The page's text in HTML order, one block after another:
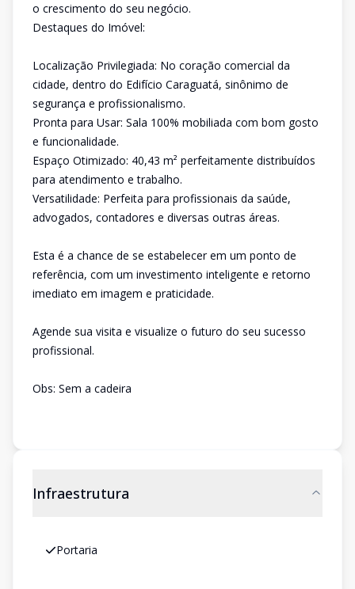
o crescimento do seu negócio.
Destaques do Imóvel:
Localização Privilegiada: No coração comercial da
cidade, dentro do Edifício Caraguatá, sinônimo de
segurança e profissionalismo.
Pronta para Usar: Sala 100% mobiliada com bom gosto
e funcionalidade.
Espaço Otimizado: 40,43 m² perfeitamente distribuídos
para atendimento e trabalho.
Versatilidade: Perfeita para profissionais da saúde,
advogados, contadores e diversas outras áreas.
Esta é a chance de se estabelecer em um ponto de
referência, com um investimento inteligente e retorno
imediato em imagem e praticidade.
Agende sua visita e visualize o futuro do seu sucesso
profissional.
Obs: Sem a cadeira
Infraestrutura
Portaria